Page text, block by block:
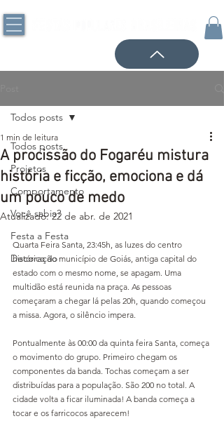
Todos posts
Projetos
Comportamento
Você sabia?
Festa a Festa
Decoração
Todos posts
A procissão do Fogaréu mistura
história e ficção, emociona e dá
um pouco de medo
1 min de leitura
Atualizado:22 de abr. de 2021
Quarta Feira Santa, 23:45h, as luzes do centro
histórico do município de Goiás, antiga capital do
estado com o mesmo nome, se apagam. Uma
multidão está reunida na praça. As pessoas
começaram a chegar lá pelas 20h, quando começou
a missa. Agora, o silêncio impera.
Pontualmente às 00:00 da quinta feira Santa, começa
o movimento do grupo. Primeiro chegam os
componentes da banda. Tochas começam a ser
distribuídas para a população. São 200 no total. A
cidade volta a ficar iluminada! A banda começa a
tocar e os farricocos aparecem!